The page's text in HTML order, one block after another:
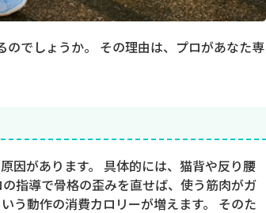
でしょうか。 その理由は、プロがあなた専
因があります。 具体的には、猫背や反り腰
指導で骨格の歪みを直せば、使う筋肉がガ
う動作の消費カロリーが増えます。 そのた